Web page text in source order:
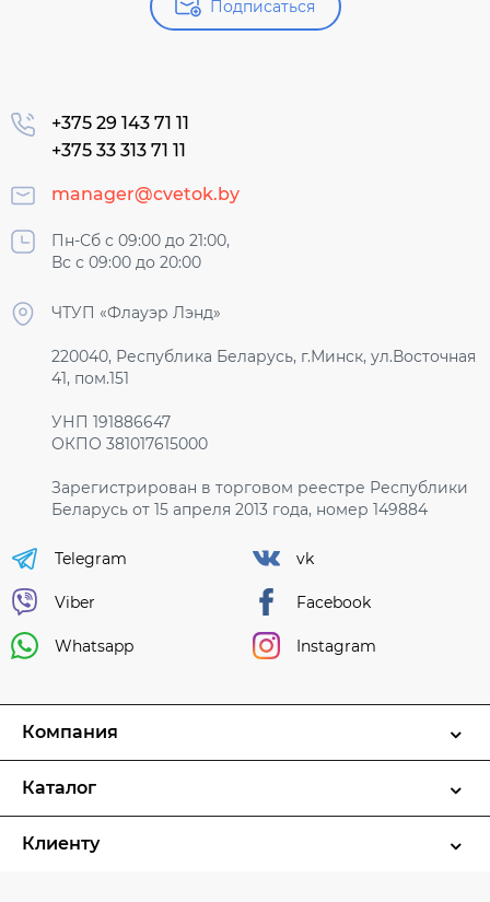
Подписаться
+375 29 143 71 11
+375 33 313 71 11
manager@cvetok.by
Пн-Сб с 09:00 до 21:00,
Вс с 09:00 до 20:00
ЧТУП «Флауэр Лэнд»
220040, Республика Беларусь, г.Минск, ул.Восточная
41, пом.151
УНП 191886647
ОКПО 381017615000
Зарегистрирован в торговом реестре Республики
Беларусь от 15 апреля 2013 года, номер 149884
Telegram
Viber
Whatsapp
vk
Facebook
Instagram
Компания
Каталог
Клиенту